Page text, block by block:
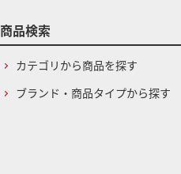
商品検索
カテゴリから商品を探す
ブランド・商品タイプから探す